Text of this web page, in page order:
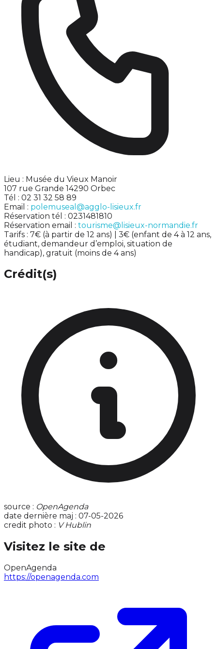
Lieu : Musée du Vieux Manoir
107 rue Grande 14290 Orbec
Tél : 02 31 32 58 89
Email : polemuseal@agglo-lisieux.fr
Réservation tél : 0231481810
Réservation email : tourisme@lisieux-normandie.fr
Tarifs : 7€ (à partir de 12 ans) | 3€ (enfant de 4 à 12 ans,
étudiant, demandeur d’emploi, situation de
handicap), gratuit (moins de 4 ans)
Crédit(s)
source : OpenAgenda
date dernière maj : 07-05-2026
credit photo : V Hublin
Visitez le site de
OpenAgenda
https://openagenda.com